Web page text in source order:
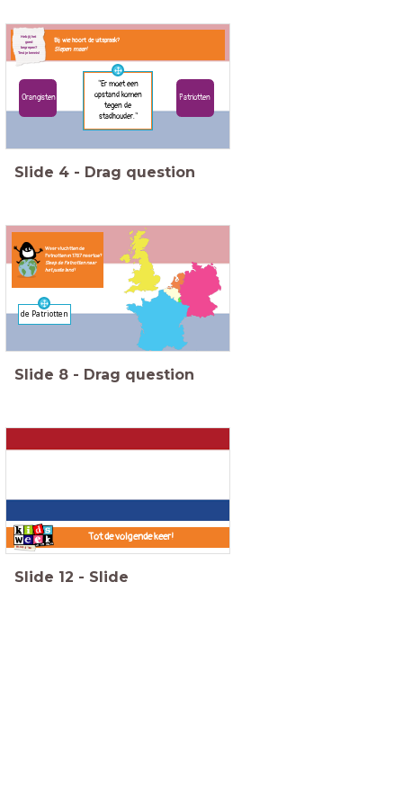
Bij wie hoort de uitspraak?
Slepen maar!
Heb jij het
goed
begrepen?
Test je kennis!
Orangisten Patriotten
"Er moet een
opstand komen
tegen de
stadhouder."
Slide 4 - Drag question
Waar vluchtten de
Patriotten in 1787 naartoe?
Sleep de Patriotten naar
het juiste land!
de Patriotten
Slide 8 - Drag question
Tot de volgende keer!
Slide 12 - Slide